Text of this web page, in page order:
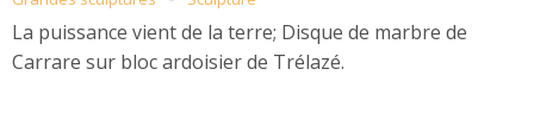
La puissance vient de la terre; Disque de marbre de
Carrare sur bloc ardoisier de Trélazé.